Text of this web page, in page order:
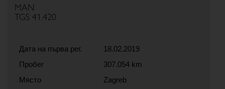
MAN
TGS 41.420
Дата на първа рег.
18.02.2019
Пробег
307.054 km
Място
Zagreb